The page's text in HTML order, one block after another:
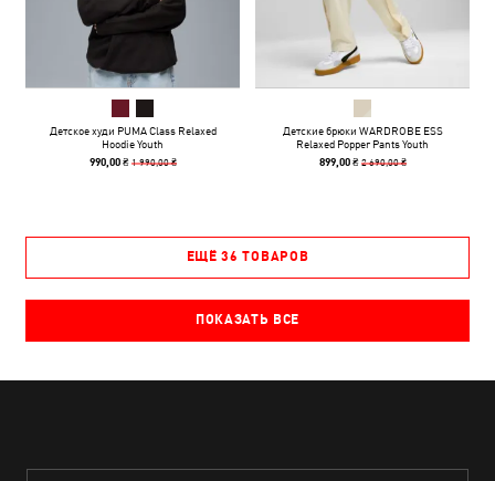
Детское худи PUMA Class Relaxed
Hoodie Youth
990,00 ₴ 1 990,00 ₴
Детские брюки WARDROBE ESS
Relaxed Popper Pants Youth
899,00 ₴ 2 690,00 ₴
ЕЩЁ 36 ТОВАРОВ
ПОКАЗАТЬ ВСЕ